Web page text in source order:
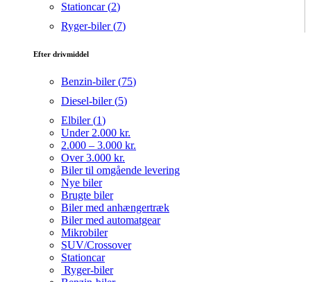
Stationcar (2)
Ryger-biler (7)
Efter drivmiddel
Benzin-biler (75)
Diesel-biler (5)
Elbiler (1)
Under 2.000 kr.
2.000 – 3.000 kr.
Over 3.000 kr.
Biler til omgående levering
Nye biler
Brugte biler
Biler med anhængertræk
Biler med automatgear
Mikrobiler
SUV/Crossover
Stationcar
Ryger-biler